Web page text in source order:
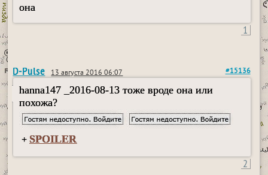
она
1
D-Pulse 13 августа 2016 06:07 #15136
hanna147 _2016-08-13 тоже вроде она или
похожа?
+ SPOILER
2